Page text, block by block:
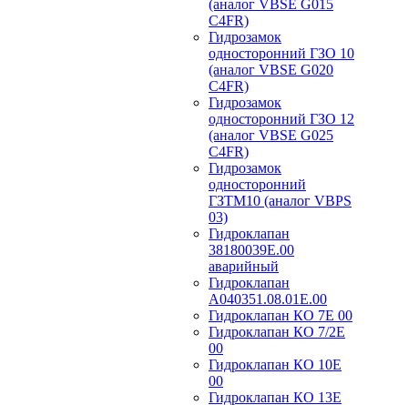
(аналог VBSE G015
C4FR)
Гидрозамок
односторонний ГЗО 10
(аналог VBSE G020
C4FR)
Гидрозамок
односторонний ГЗО 12
(аналог VBSE G025
C4FR)
Гидрозамок
односторонний
ГЗТМ10 (аналог VBPS
03)
Гидроклапан
38180039Е.00
аварийный
Гидроклапан
А040351.08.01Е.00
Гидроклапан КО 7Е 00
Гидроклапан КО 7/2Е
00
Гидроклапан КО 10Е
00
Гидроклапан КО 13Е